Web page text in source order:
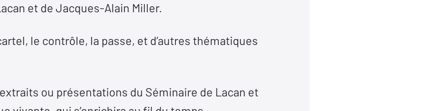
et de Jacques-Alain Miller.
le contrôle, la passe, et d’autres thématiques
ou présentations du Séminaire de Lacan et